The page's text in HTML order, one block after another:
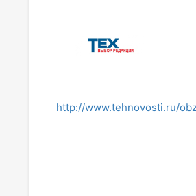
http://www.tehnovosti.ru/